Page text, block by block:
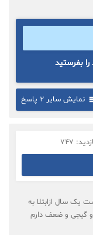
بفرستید
نمایش سایر 2 پاسخ
747
بعد از گذشت یک سال ازابتلا به
و گیجی و ضعف دارم